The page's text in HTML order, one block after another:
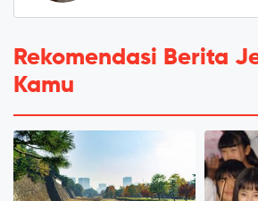
Rekomendasi Berita
Kamu